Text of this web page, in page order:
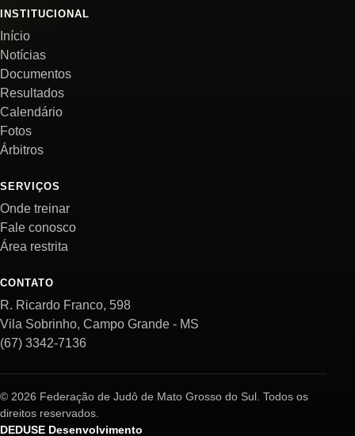
INSTITUCIONAL
Início
Notícias
Documentos
Resultados
Calendário
Fotos
Árbitros
SERVIÇOS
Onde treinar
Fale conosco
Área restrita
CONTATO
R. Ricardo Franco, 598
Vila Sobrinho, Campo Grande - MS
(67) 3342-7136
© 2026 Federação de Judô de Mato Grosso do Sul. Todos os
direitos reservados.
DEDUSE Desenvolvimento